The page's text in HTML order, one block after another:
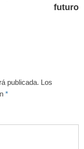
futuro
publicada. Los
*